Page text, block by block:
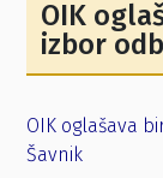
OIK
izbor
OIK oglašava
Šavnik